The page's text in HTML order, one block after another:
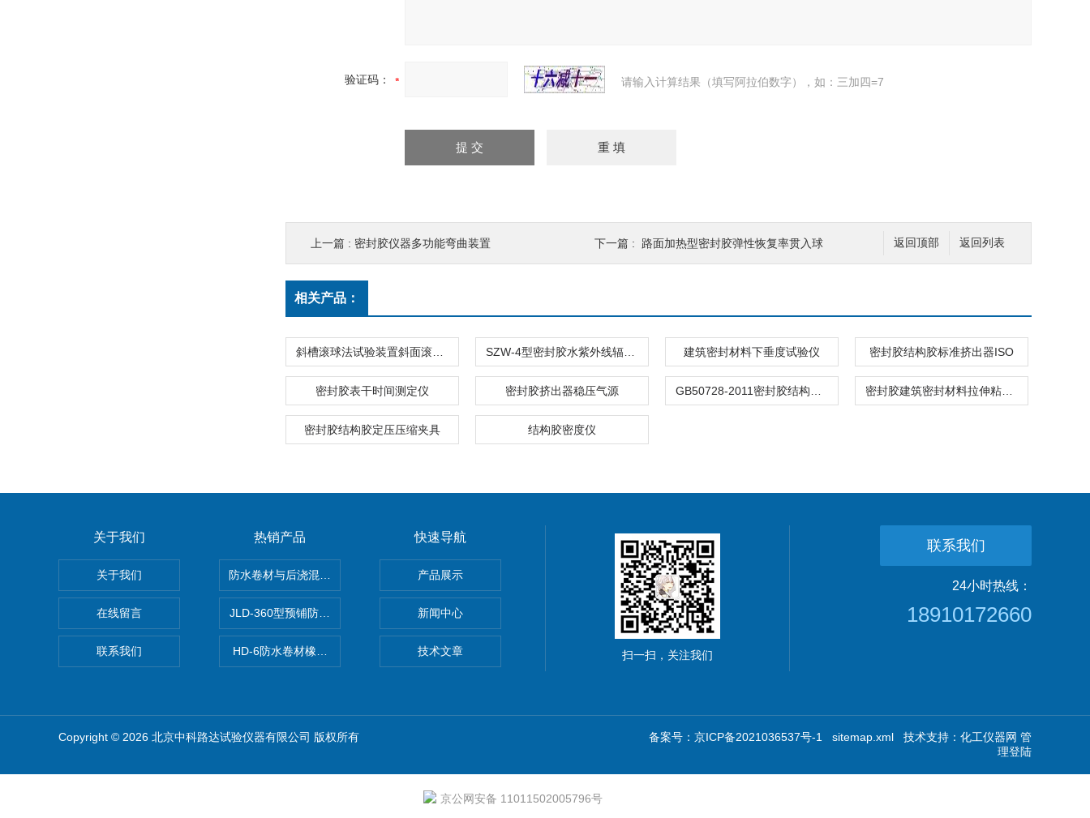
验证码： 请输入计算结果（填写阿拉伯数字），如：三加四=7
返回列表
返回顶部
上一篇 : 密封胶仪器多功能弯曲装置 下一篇 : 路面加热型密封胶弹性恢复率贯入球
相关产品：
建筑密封材料下垂度试验仪 密封胶结构胶标准挤出器ISO
密封胶表干时间测定仪 密封胶挤出器稳压气源
密封胶结构胶定压压缩夹具 结构胶密度仪
关于我们
关于我们
在线留言
联系我们
热销产品
防水卷材与后浇混凝土剥离强度试验夹具
JLD-360型预铺防水卷材抗冲击性能试验仪
HD-6防水卷材橡胶测厚仪
快速导航
产品展示
新闻中心
技术文章 扫一扫，关注我们
联系我们
24小时热线：
18910172660
Copyright © 2026 北京中科路达试验仪器有限公司 版权所有 备案号：京ICP备2021036537号-1 sitemap.xml 技术支持： 化工仪器网 管
理登陆
京公网安备 11011502005796号